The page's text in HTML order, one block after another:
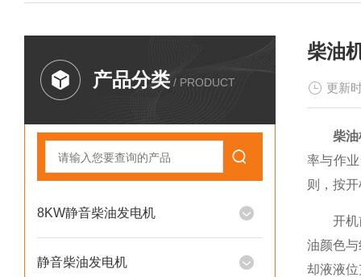
产品分类 / PRODUCT
8KW静音柴油发电机
静音柴油发电机
柴油
更新
柴
率与作
则，按
开机前
油颜色
却液液